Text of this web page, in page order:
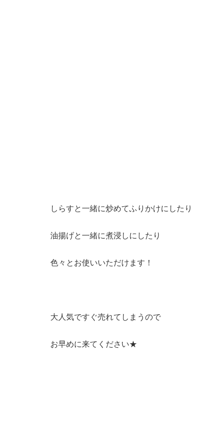
しらすと一緒に炒めてふりかけにしたり
油揚げと一緒に煮浸しにしたり
色々とお使いいただけます！
大人気ですぐ売れてしまうので
お早めに来てください★